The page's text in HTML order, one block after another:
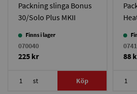
Packning slinga Bonus
30/Solo Plus MKII
Finns i lager
070040
225 kr
st Köp
88